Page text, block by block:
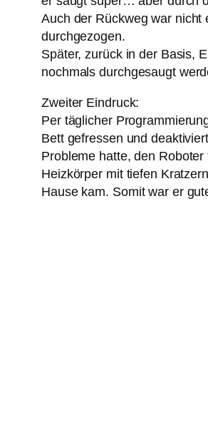
Auch der Rückweg war nicht
durchgezogen.
Später, zurück in der Basis,
nochmals durchgesaugt
Zweiter Eindruck:
Per täglicher
Bett gefressen und
Probleme hatte, den
Heizkörper mit tiefen
Hause kam. Somit war er